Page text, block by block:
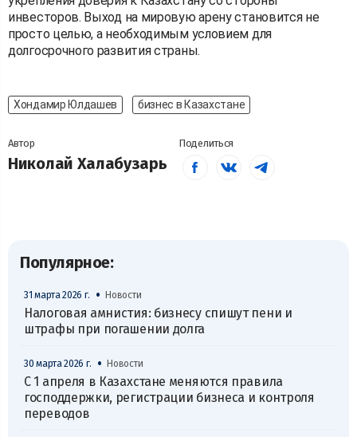
инвесторов. Выход на мировую арену становится не
просто целью, а необходимым условием для
долгосрочного развития страны.
Хондамир Юлдашев бизнес в Казахстане
Автор
Николай Халабузарь
Поделиться
Популярное:
31 марта 2026 г. • Новости
Налоговая амнистия: бизнесу спишут пени и
штрафы при погашении долга
30 марта 2026 г. • Новости
С 1 апреля в Казахстане меняются правила
господдержки, регистрации бизнеса и контроля
переводов